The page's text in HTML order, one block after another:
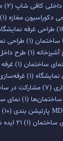
داخلی کافی شاپ (2)
دکوراسیون مغازه (1)
طراحی غرفه
ساختمان (1) طراحی
(1) طرح
ساختمان (1)
(1)
(7) مشارکت در
(1) نمای
پارتیشن بندی (10)
ساختمان (1)
۲۱